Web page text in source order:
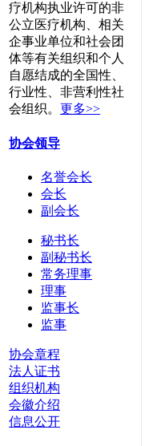
疗机构执业许可的非
公立医疗机构、相关
企事业单位和社会团
体等有关组织和个人
自愿结成的全国性、
行业性、非营利性社
会组织。 更多>>
协会领导
名誉会长
会长
副会长
秘书长
副秘书长
常务理事
理事
监事长
监事
协会章程
法人证书
组织机构
会徽介绍
信息公开